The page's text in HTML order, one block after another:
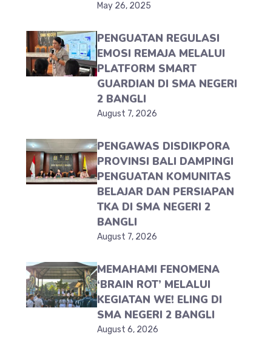
May 26, 2025
PENGUATAN REGULASI
EMOSI REMAJA MELALUI
PLATFORM SMART
GUARDIAN DI SMA NEGERI
2 BANGLI
August 7, 2026
PENGAWAS DISDIKPORA
PROVINSI BALI DAMPINGI
PENGUATAN KOMUNITAS
BELAJAR DAN PERSIAPAN
TKA DI SMA NEGERI 2
BANGLI
August 7, 2026
MEMAHAMI FENOMENA
‘BRAIN ROT’ MELALUI
KEGIATAN WE! ELING DI
SMA NEGERI 2 BANGLI
August 6, 2026